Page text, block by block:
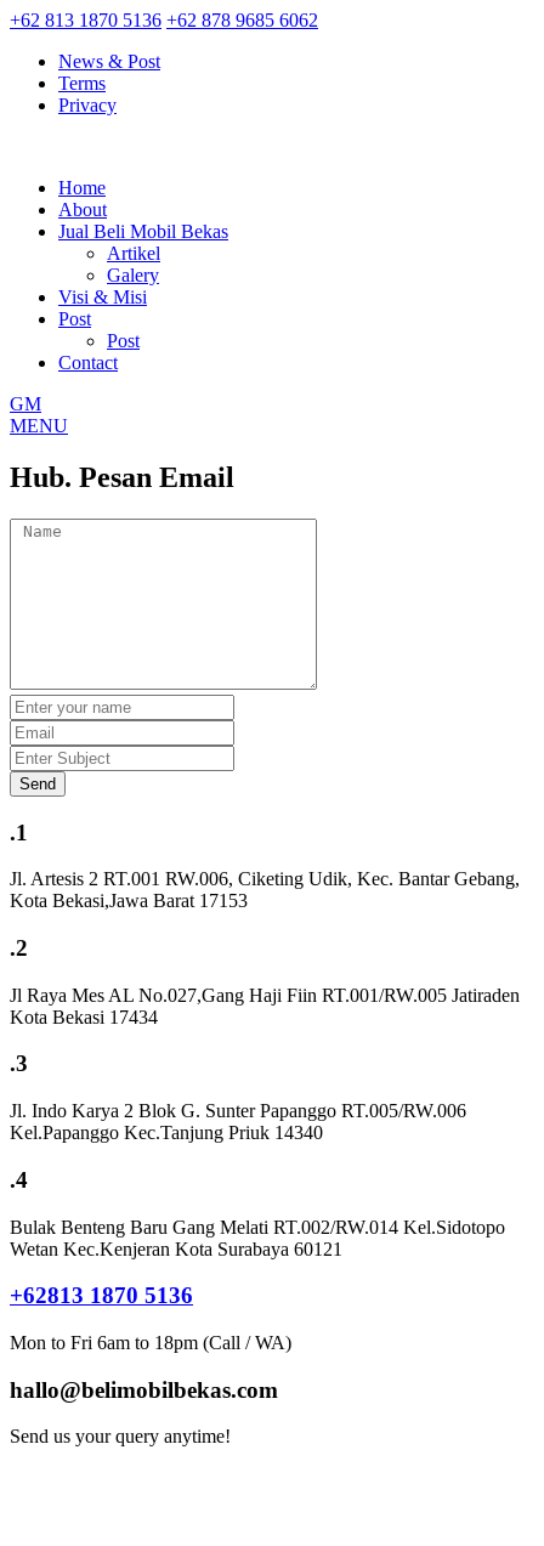
+62 813 1870 5136 +62 878 9685 6062
News & Post
Terms
Privacy
Home
About
Jual Beli Mobil Bekas
Artikel
Galery
Visi & Misi
Post
Post
Contact
GM
MENU
Hub. Pesan Email
Send
.1
Jl. Artesis 2 RT.001 RW.006, Ciketing Udik, Kec. Bantar Gebang,
Kota Bekasi,Jawa Barat 17153
.2
Jl Raya Mes AL No.027,Gang Haji Fiin RT.001/RW.005 Jatiraden
Kota Bekasi 17434
.3
Jl. Indo Karya 2 Blok G. Sunter Papanggo RT.005/RW.006
Kel.Papanggo Kec.Tanjung Priuk 14340
.4
Bulak Benteng Baru Gang Melati RT.002/RW.014 Kel.Sidotopo
Wetan Kec.Kenjeran Kota Surabaya 60121
+62813 1870 5136
Mon to Fri 6am to 18pm (Call / WA)
hallo@belimobilbekas.com
Send us your query anytime!